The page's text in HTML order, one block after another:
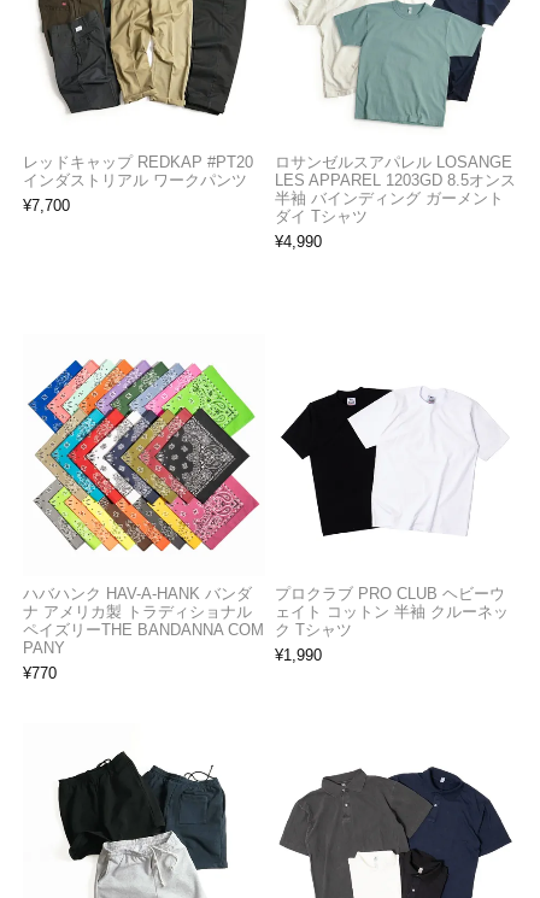
レッドキャップ REDKAP #PT20
インダストリアル ワークパンツ
¥7,700
ロサンゼルスアパレル LOSANGE
LES APPAREL 1203GD 8.5オンス
半袖 バインディング ガーメント
ダイ Tシャツ
¥4,990
ハバハンク HAV-A-HANK バンダ
ナ アメリカ製 トラディショナル
ペイズリーTHE BANDANNA COM
PANY
¥770
プロクラブ PRO CLUB ヘビーウ
ェイト コットン 半袖 クルーネッ
ク Tシャツ
¥1,990